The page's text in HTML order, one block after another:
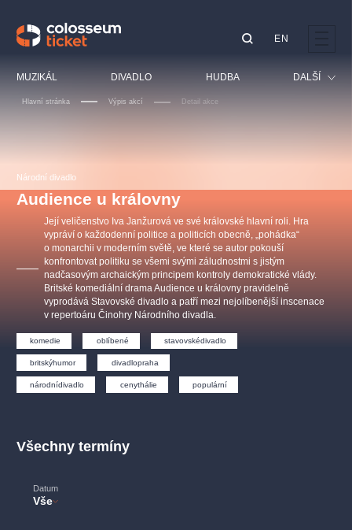
MUZIKÁL DIVADLO HUDBA DALŠÍ
Sport
Ostatní
EN
Hlavní stránka Výpis akcí Detail akce
Národní divadlo
Audience u královny
Její veličenstvo Iva Janžurová ve své královské hlavní roli. Hra
vypráví o každodenní politice a politicích obecně, „pohádka“
o monarchii v moderním světě, ve které se autor pokouší
konfrontovat politiku se všemi svými záludnostmi s jistým
nadčasovým archaickým principem kontroly demokratické vlády.
Britské komediální drama Audience u královny pravidelně
vyprodává Stavovské divadlo a patří mezi nejolíbenější inscenace
v repertoáru Činohry Národního divadla.
komedie oblíbené stavovskédivadlo
britskýhumor divadlopraha
národnídivadlo cenythálie populární
Všechny termíny
Datum
Vše
OBYČEJNÁ HOLKA
Agentura 44, s.r.o.
s.r.o.
Ostatní hledají
muzikálypraha
Nejnavštěvovanější
muzikálypraha divadlopraha
filmováhudba státníopera rudolfinum